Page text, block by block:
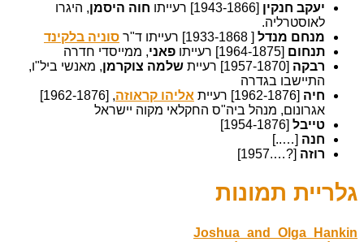
יעקב חנקין [1943-1866] רעייתו חוה היסמן, היגרו
לאוסטרליה.
מנחם מנדל [ 1933-1868] רעייתו ד"ר
סוניה בלקינד
תנחום [1964-1875] רעייתו פאני, ממייסדי חדרה
רבקה [1957-1870] רעיית שלמה צוקרמן, מאנשי ביל"ו,
התיישבו בגדרה
חיה [1962-1876] רעיית אליהו קראוזה
, [1962-1876]
אגרונום, מנהל ביה"ס החקלאי מקוה יישראל
טייבל [1954-1876]
חנה […..]
רוזה [?….1957]
גלריית תמונות
Joshua_and_Olga_Hankin